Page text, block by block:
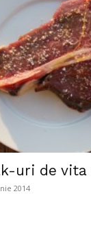
uri de vita
2014